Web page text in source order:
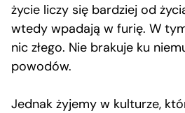
życie liczy się bardziej od
wtedy wpadają w furię. W
nic złego. Nie brakuje ku
powodów.
Jednak żyjemy w kulturze,